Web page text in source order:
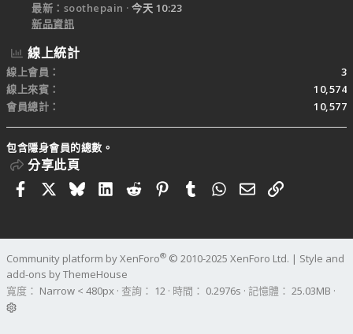
最新：soothepain
今天 10:23
新品資訊
線上統計
線上會員
3
線上來賓
10,574
會員總計
10,577
包含隱身會員的總數。
分享此頁
FacebookBlueskyLinkedIn
RedditPinterestTumblrWhatsApp
電子郵件
連結
Community platform by XenForo® © 2010-2025 XenForo Ltd. | Style and
add-ons by ThemeHouse
寬度
查詢 12 時間 0.2976s 記憶體 25.03MB